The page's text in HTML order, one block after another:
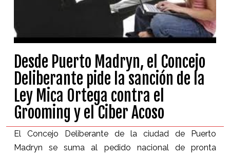
Desde Puerto Madryn, el Concejo
Deliberante pide la sanción de la
Ley Mica Ortega contra el
Grooming y el Ciber Acoso
El Concejo Deliberante de la ciudad de Puerto
Madryn se suma al pedido nacional de pronta